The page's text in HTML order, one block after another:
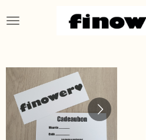
direct
hoofdinhoud